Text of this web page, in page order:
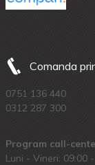
Comanda
0751 136 440
0312 287 300
Program call-
Luni - Vineri: 09:00